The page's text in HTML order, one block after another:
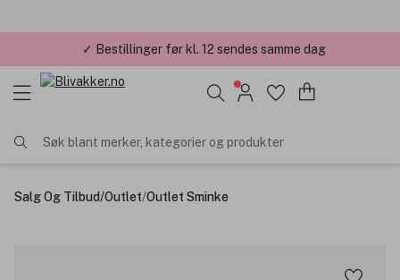
✓ Bestillinger før kl. 12 sendes samme dag
✓ Årets Nettbutikk 2026 og 2025
Søk blant merker, kategorier og produkter
Salg Og Tilbud/Outlet/Outlet Sminke